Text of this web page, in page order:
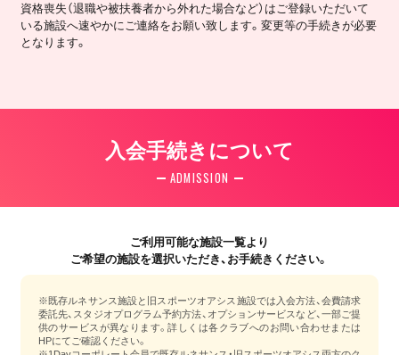
資格喪失（退職や被扶養者から外れた場合など）はご登録いただいて
いる施設へ速やかにご連絡をお願い致します。変更等の手続きが必要
となります。
入会手続きについて
ADMISSION
ご利用可能な施設一覧より
ご希望の施設を選択いただき、お手続きください。
※既存ルネサンス施設と旧スポーツオアシス施設では入会方法、会費請求
委託先、スタジオプログラム予約方法、オプションサービスなど、一部ご提
供のサービスが異なります。詳しくは各クラブへのお問い合わせまたは
HPにてご確認ください。